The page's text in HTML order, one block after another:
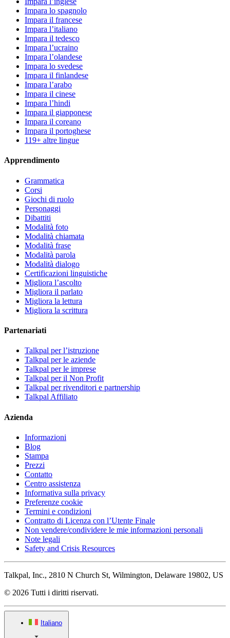
Impara lo spagnolo
Impara il francese
Impara l’italiano
Impara il tedesco
Impara l’ucraino
Impara l’olandese
Impara lo svedese
Impara il finlandese
Impara l’arabo
Impara il cinese
Impara l’hindi
Impara il giapponese
Impara il coreano
Impara il portoghese
119+ altre lingue
Apprendimento
Grammatica
Corsi
Giochi di ruolo
Personaggi
Dibattiti
Modalità foto
Modalità chiamata
Modalità frase
Modalità parola
Modalità dialogo
Certificazioni linguistiche
Migliora l’ascolto
Migliora il parlato
Migliora la lettura
Migliora la scrittura
Partenariati
Talkpal per l’istruzione
Talkpal per le aziende
Talkpal per le imprese
Talkpal per il Non Profit
Talkpal per rivenditori e partnership
Talkpal Affiliato
Azienda
Informazioni
Blog
Stampa
Prezzi
Contatto
Centro assistenza
Informativa sulla privacy
Preferenze cookie
Termini e condizioni
Contratto di Licenza con l’Utente Finale
Non vendere/condividere le mie informazioni personali
Note legali
Safety and Crisis Resources
Talkpal, Inc., 2810 N Church St, Wilmington, Delaware 19802, US
© 2026 Tutti i diritti riservati.
Italiano